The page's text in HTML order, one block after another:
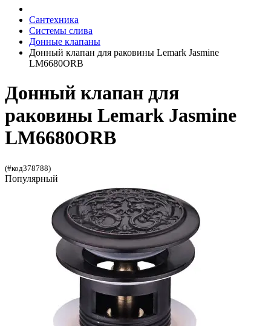
Сантехника
Системы слива
Донные клапаны
Донный клапан для раковины Lemark Jasmine
LM6680ORB
Донный клапан для
раковины Lemark Jasmine
LM6680ORB
(#код378788)
Популярный